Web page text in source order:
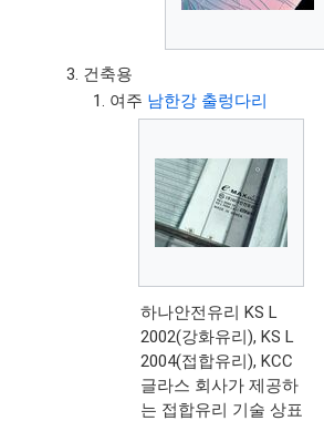
건축용
여주 남한강 출렁다리
하나안전유리 KS L
2002(강화유리), KS L
2004(접합유리), KCC
글라스 회사가 제공하
는 접합유리 기술 상표